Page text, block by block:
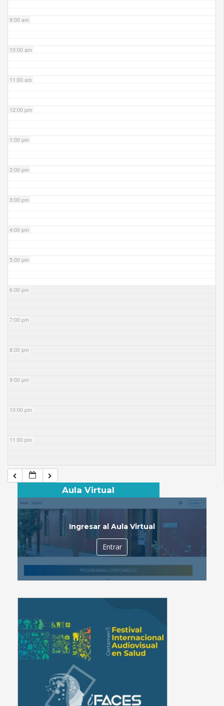
9:00 am
10:00 am
11:00 am
12:00 pm
1:00 pm
2:00 pm
3:00 pm
4:00 pm
5:00 pm
6:00 pm
7:00 pm
8:00 pm
9:00 pm
10:00 pm
11:00 pm
Aula Virtual
Ingresar al Aula Virtual
Entrar